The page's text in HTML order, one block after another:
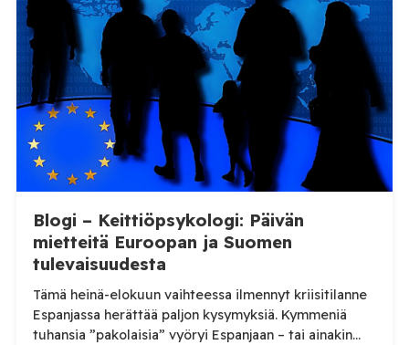
ja Britannian entisen kansanedustajan Andrew
Bridgenin välinen vankilapuhelu sai dramaattisen
päätöksen, kun yhteys katkesi kesken Fuellmichin
selostuksen. Tilaa […]
Blogi – Keittiöpsykologi: Päivän
mietteitä Euroopan ja Suomen
tulevaisuudesta
Tämä heinä-elokuun vaihteessa ilmennyt kriisitilanne
Espanjassa herättää paljon kysymyksiä. Kymmeniä
tuhansia ”pakolaisia” vyöryi Espanjaan – tai ainakin